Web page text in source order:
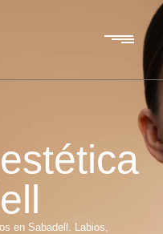
en Sabadell. Labios,